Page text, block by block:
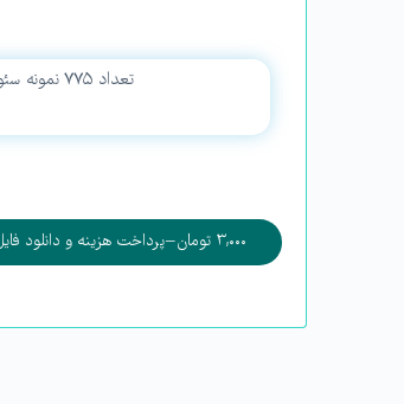
تعداد ۷۷۵ نمونه سئوال به همراه پاسخنامه که مربوط به سال های ۸۹ تا ۹۷ در این بسته جمع آوری شده است
۳,۰۰۰ تومان – پرداخت هزینه و دانلود فایل